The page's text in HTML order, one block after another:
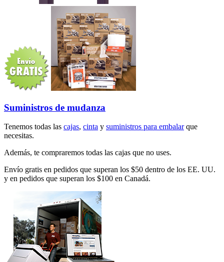
Suministros de mudanza
Tenemos todas las cajas, cinta y suministros para embalarque
necesitas.
Además, te compraremos todas las cajas que no uses.
Envío gratis en pedidos que superan los $50 dentro de los EE. UU.
y en pedidos que superan los $100 en Canadá.